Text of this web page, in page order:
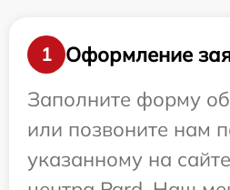
1
Оформление
Заполните форму
или позвоните нам
указанному на